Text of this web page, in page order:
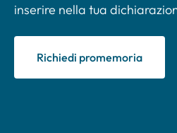
inserire nella tua
Richiedi promemoria